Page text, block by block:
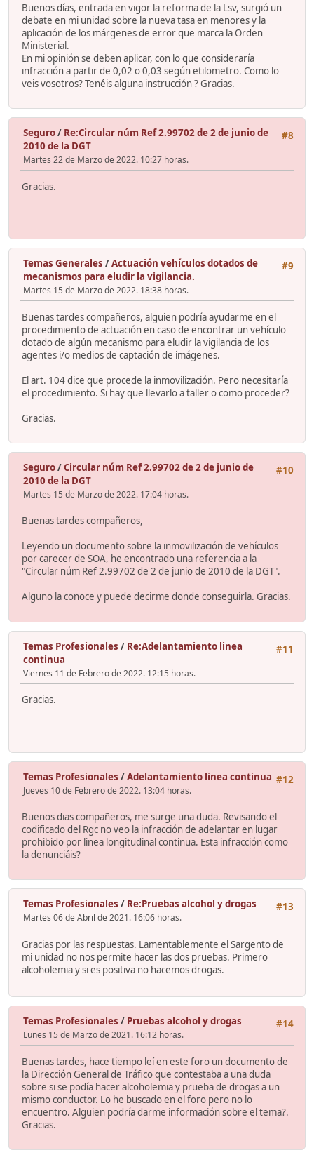
Buenos días, entrada en vigor la reforma de la Lsv, surgió un
debate en mi unidad sobre la nueva tasa en menores y la
aplicación de los márgenes de error que marca la Orden
Ministerial.
En mi opinión se deben aplicar, con lo que consideraría
infracción a partir de 0,02 o 0,03 según etilometro. Como lo
veis vosotros? Tenéis alguna instrucción ? Gracias.
#8
Seguro/ Re:Circular núm Ref 2.99702 de 2 de junio de
2010 de la DGT
Martes 22 de Marzo de 2022. 10:27 horas.
Gracias.
#9
Temas Generales /Actuación vehículos dotados de
mecanismos para eludir la vigilancia.
Martes 15 de Marzo de 2022. 18:38 horas.
Buenas tardes compañeros, alguien podría ayudarme en el
procedimiento de actuación en caso de encontrar un vehículo
dotado de algún mecanismo para eludir la vigilancia de los
agentes i/o medios de captación de imágenes.
El art. 104 dice que procede la inmovilización. Pero necesitaría
el procedimiento. Si hay que llevarlo a taller o como proceder?
Gracias.
#10
Seguro/Circular núm Ref 2.99702 de 2 de junio de
2010 de la DGT
Martes 15 de Marzo de 2022. 17:04 horas.
Buenas tardes compañeros,
Leyendo un documento sobre la inmovilización de vehículos
por carecer de SOA, he encontrado una referencia a la
"Circular núm Ref 2.99702 de 2 de junio de 2010 de la DGT".
Alguno la conoce y puede decirme donde conseguirla. Gracias.
#11
Temas Profesionales / Re:Adelantamiento linea
continua
Viernes 11 de Febrero de 2022. 12:15 horas.
Gracias.
#12
Temas Profesionales /Adelantamiento linea continua
Jueves 10 de Febrero de 2022. 13:04 horas.
Buenos dias compañeros, me surge una duda. Revisando el
codificado del Rgc no veo la infracción de adelantar en lugar
prohibido por linea longitudinal continua. Esta infracción como
la denunciáis?
#13
Temas Profesionales / Re:Pruebas alcohol y drogas
Martes 06 de Abril de 2021. 16:06 horas.
Gracias por las respuestas. Lamentablemente el Sargento de
mi unidad no nos permite hacer las dos pruebas. Primero
alcoholemia y si es positiva no hacemos drogas.
#14
Temas Profesionales / Pruebas alcohol y drogas
Lunes 15 de Marzo de 2021. 16:12 horas.
Buenas tardes, hace tiempo leí en este foro un documento de
la Dirección General de Tráfico que contestaba a una duda
sobre si se podía hacer alcoholemia y prueba de drogas a un
mismo conductor. Lo he buscado en el foro pero no lo
encuentro. Alguien podría darme información sobre el tema?.
Gracias.